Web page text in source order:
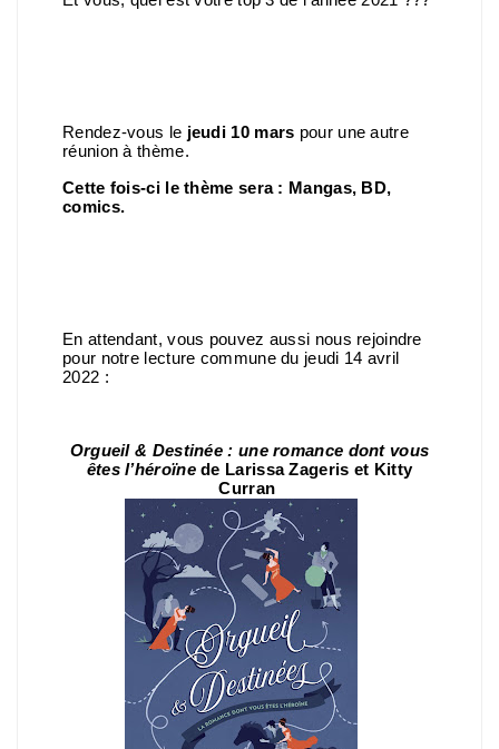
Rendez-vous le jeudi 10 mars pour une autre
réunion à thème.
Cette fois-ci le thème sera : Mangas, BD,
comics.
En attendant, vous pouvez aussi nous rejoindre
pour notre lecture commune du jeudi 14 avril
2022 :
Orgueil & Destinée : une romance dont vous
êtes l’héroïnede Larissa Zageris et Kitty
Curran